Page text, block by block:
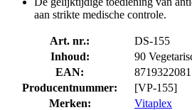
aan strikte medische controle.
Art. nr.:
DS-155
Inhoud:
90
EAN:
Producentnummer:
[VP-155]
Merken:
Vitaplex